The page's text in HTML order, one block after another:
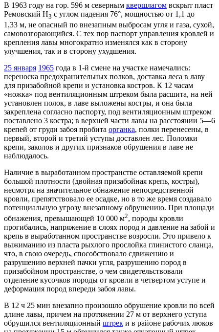
В 1963 году на гор. 596 м северным квершлагом вскрыт пласт
Ремовский Н3 с углом падения 76°, мощностью от 1,1 до
1,33 м, не опасный по внезапным выбросам угля и газа, сухой,
самовозгорающийся. С тех пор паспорт управления кровлей и
крепления лавы многократно изменялся как в сторону
улучшения, так и в сторону ухудшения.
25 января 1965 года в 1-й смене на участке намечались:
переноска предохранительных полков, доставка леса в лаву
для призабойной крепи и установка костров. К 12 часам
«ножка» под вентиляционным штреком была расшита, на ней
установлен полок, в лаве выложены костры, и она была
закреплена согласно паспорту, под вентиляционным штреком
поставлено 3 костра; в верхней части лавы на расстоянии 5—6
крепей от груди забоя пробита органка, полки перенесены, в
первый, второй и третий уступы доставлен лес. Поломки
крепи, заколов и других признаков обрушения в лаве не
наблюдалось.
Наличие в выработанном пространстве оставляемой крепи
большой плотности (двойная призабойная крепь, костры),
несмотря на значительное обнажение непосредственной
кровли, препятствовало ее осадке, но в то же время создавало
потенциальную угрозу внезапному обрушению. При площади
обнажения, превышающей 10 000 м2, породы кровли
прогибались, напряжение в слоях пород и давление на забой и
крепь в выработанном пространстве возросли. Это привело к
выжиманию из пласта рыхлого прослойка глинистого сланца,
что, в свою очередь, способствовало сдвижению и
разрушению верхней пачки угля, разрушению пород в
призабойном пространстве, о чем свидетельствовали
отделение кусочков породы от кровли в четвертом уступе и
деформация пород впереди забоя лавы.
В 12 ч 25 мин внезапно произошло обрушение кровли по всей
длине лавы, причем на протяжении 27 м от верхнего уступа
обрушился вентиляционный штрек и в районе рабочих люков